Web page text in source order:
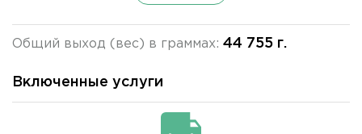
Общий выход (вес) в граммах: 44 755 г.
Включенные услуги